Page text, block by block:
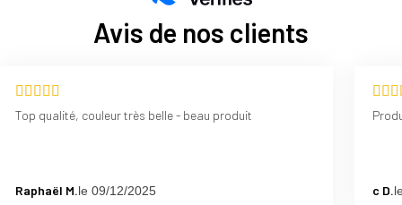
Avis de nos clients
Top qualité, couleur très belle - beau produit
Raphaël M.le 09/12/2025 c D.